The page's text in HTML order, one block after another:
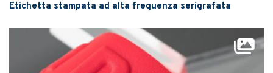
Etichetta stampata ad alta frequenza serigrafata